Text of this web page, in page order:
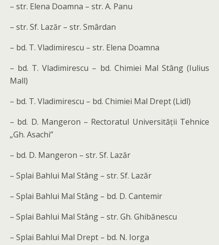
– str. Elena Doamna – str. A. Panu
– str. Sf. Lazăr – str. Smârdan
– bd. T. Vladimirescu – str. Elena Doamna
– bd. T. Vladimirescu – bd. Chimiei Mal Stâng (Iulius
Mall)
– bd. T. Vladimirescu – bd. Chimiei Mal Drept (Lidl)
– bd. D. Mangeron – Rectoratul Universității Tehnice
„Gh. Asachi”
– bd. D. Mangeron – str. Sf. Lazăr
– Splai Bahlui Mal Stâng – str. Sf. Lazăr
– Splai Bahlui Mal Stâng – bd. D. Cantemir
– Splai Bahlui Mal Stâng – str. Gh. Ghibănescu
– Splai Bahlui Mal Drept – bd. N. Iorga